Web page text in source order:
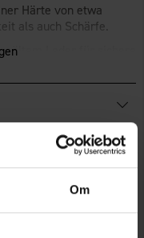
Om
Härte von etwa
als auch Schärfe.
Leder für sichere